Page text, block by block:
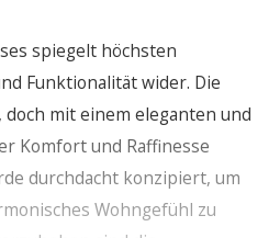
spiegelt höchsten
Funktionalität wider. Die
mit einem eleganten und
Komfort und Raffinesse
durchdacht konzipiert, um
Wohngefühl zu